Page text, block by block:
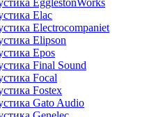
EgglestonWorks
Elac
Electrocompaniet
Elipson
Epos
Final Sound
Focal
Fostex
Gato Audio